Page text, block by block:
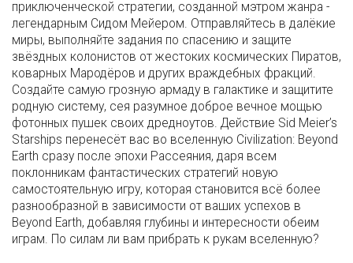
приключенческой стратегии, созданной мэтром жанра -
легендарным Сидом Мейером. Отправляйтесь в далёкие
миры, выполняйте задания по спасению и защите
звёздных колонистов от жестоких космических Пиратов,
коварных Мародёров и других враждебных фракций.
Создайте самую грозную армаду в галактике и защитите
родную систему, сея разумное доброе вечное мощью
фотонных пушек своих дредноутов. Действие Sid Meier’s
Starships перенесёт вас во вселенную Civilization: Beyond
Earth сразу после эпохи Рассеяния, даря всем
поклонникам фантастических стратегий новую
самостоятельную игру, которая становится всё более
разнообразной в зависимости от ваших успехов в
Beyond Earth, добавляя глубины и интересности обеим
играм. По силам ли вам прибрать к рукам вселенную?